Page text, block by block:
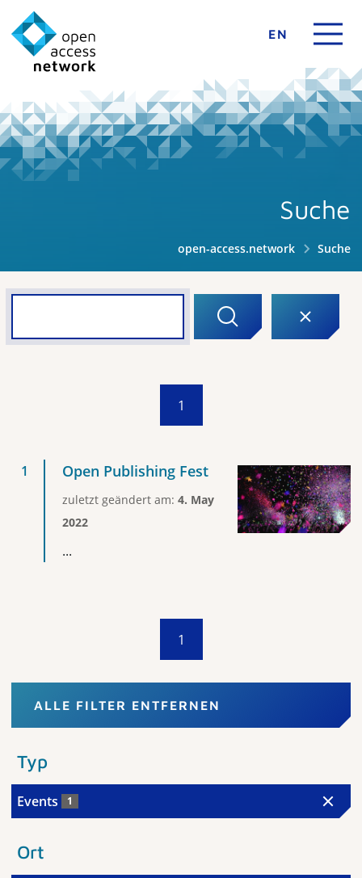
EN
Suche
open-access.network Suche
1
Open Publishing Fest
zuletzt geändert am: 4. May
2022
...
1
ALLE FILTER ENTFERNEN
Typ
Events 1
Ort